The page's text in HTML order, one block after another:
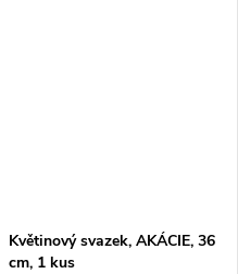
Květinový svazek, AKÁCIE, 36
cm, 1 kus